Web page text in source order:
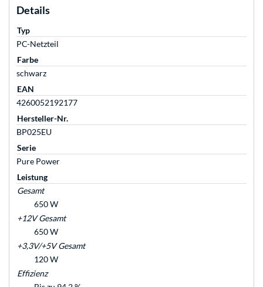
Details
Typ
PC-Netzteil
Farbe
schwarz
EAN
4260052192177
Hersteller-Nr.
BP025EU
Serie
Pure Power
Leistung
Gesamt
650 W
+12V Gesamt
650 W
+3,3V/+5V Gesamt
120 W
Effizienz